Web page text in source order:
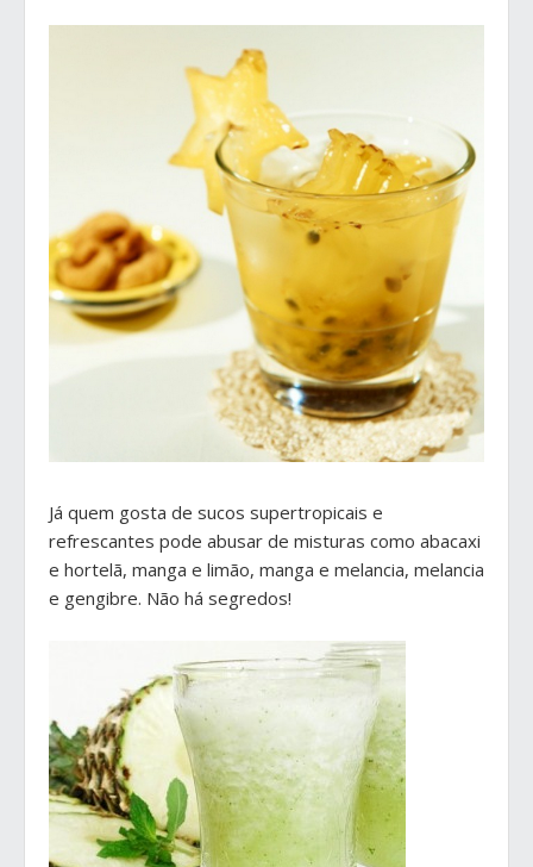
Já quem gosta de sucos supertropicais e
refrescantes pode abusar de misturas como abacaxi
e hortelã, manga e limão, manga e melancia, melancia
e gengibre. Não há segredos!